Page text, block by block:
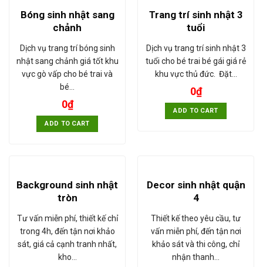
Bóng sinh nhật sang
chảnh
Dịch vụ trang trí bóng sinh
nhật sang chảnh giá tốt khu
vực gò vấp cho bé trai và
bé…
0₫
ADD TO CART
Trang trí sinh nhật 3
tuổi
Dịch vụ trang trí sinh nhật 3
tuổi cho bé trai bé gái giá rẻ
khu vực thủ đức. Đặt…
0₫
ADD TO CART
Background sinh nhật
tròn
Tư vấn miễn phí, thiết kế chỉ
trong 4h, đến tận nơi khảo
sát, giá cả cạnh tranh nhất,
kho…
Decor sinh nhật quận
4
Thiết kế theo yêu cầu, tư
vấn miễn phí, đến tận nơi
khảo sát và thi công, chỉ
nhận thanh…